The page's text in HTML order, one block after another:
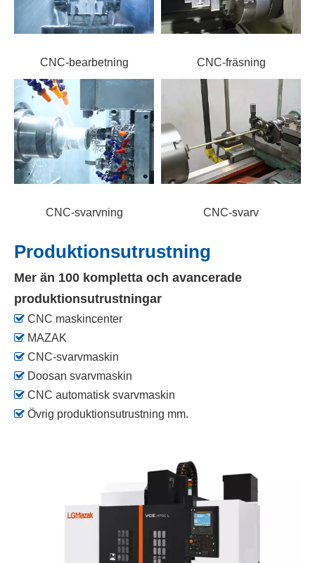
CNC-bearbetning CNC-fräsning
CNC-svarvning CNC-svarv
Produktionsutrustning
Mer än 100 kompletta och avancerade
produktionsutrustningar
 CNC maskincenter
 MAZAK
 CNC-svarvmaskin
 Doosan svarvmaskin
 CNC automatisk svarvmaskin
 Övrig produktionsutrustning mm.